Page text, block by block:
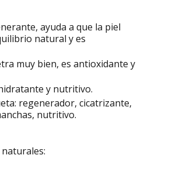
ayuda a que la piel
natural y es
muy bien, es antioxidante y
y nutritivo.
regenerador, cicatrizante,
nutritivo.